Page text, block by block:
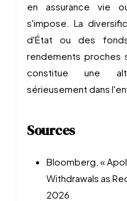
en assurance vie
s'impose. La
d'État ou des
rendements proches
constitue une
sérieusement dans
Sources
Bloomberg, «
Withdrawals as
2026